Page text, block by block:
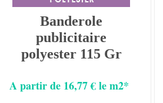
Banderole
publicitaire
polyester 115 Gr
A partir de 16,77 € le m2*